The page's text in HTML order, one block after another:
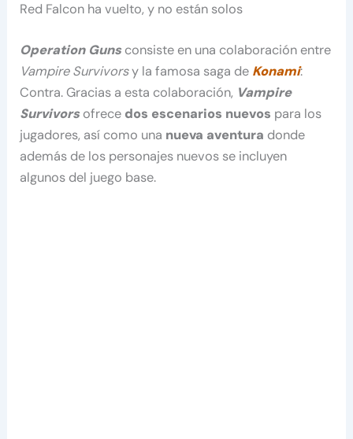
Red Falcon ha vuelto, y no están solos
Operation Gunsconsiste en una colaboración entre
Vampire Survivorsy la famosa saga de Konami:
Contra. Gracias a esta colaboración, Vampire
Survivorsofrece dos escenarios nuevos para los
jugadores, así como una nueva aventura donde
además de los personajes nuevos se incluyen
algunos del juego base.